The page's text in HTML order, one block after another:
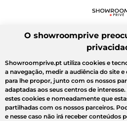
O showroomprive
Showroomprive.pt utiliza cookies e
a navegação, medir a audiência do site
para lhe propor, junto com os nossos
adaptadas aos seus centros de
estes cookies e nomeadamente que
partilhadas com os nossos parceiros.
e nesse caso não irá receber conteúdos